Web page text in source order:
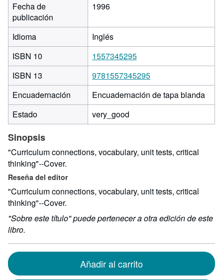
Fecha de
publicación
1996
Idioma
Inglés
ISBN 10
1557345295
ISBN 13
9781557345295
Encuadernación
Encuadernación de tapa blanda
Estado
very_good
Sinopsis
"Curriculum connections, vocabulary, unit tests, critical
thinking"--Cover.
Reseña del editor
"Curriculum connections, vocabulary, unit tests, critical
thinking"--Cover.
"Sobre este título" puede pertenecer a otra edición de este
libro.
Añadir al carrito